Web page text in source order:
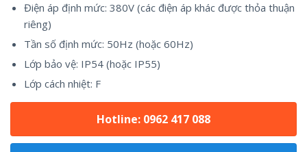
Điện áp định mức: 380V (các điện áp khác được thỏa thuận
riêng)
Tần số định mức: 50Hz (hoặc 60Hz)
Lớp bảo vệ: IP54 (hoặc IP55)
Lớp cách nhiệt: F
Hotline: 0962 417 088